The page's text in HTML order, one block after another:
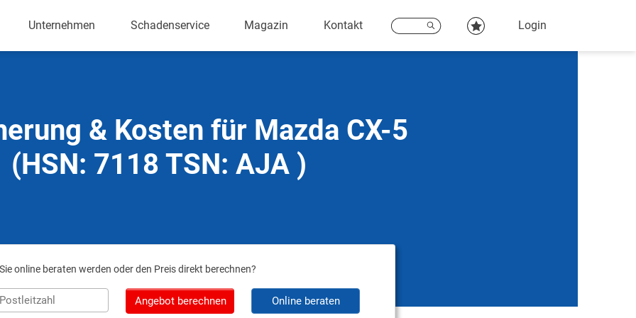
Unternehmen Schadenservice Magazin Kontakt Login
& Kosten für Mazda CX-5
(HSN: 7118 TSN: AJA )
online beraten werden oder den Preis direkt berechnen?
Angebot berechnen Online beraten